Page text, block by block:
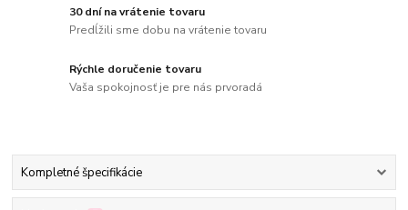
30 dní na vrátenie tovaru
Predĺžili sme dobu na vrátenie tovaru
Rýchle doručenie tovaru
Vaša spokojnosť je pre nás prvoradá
Kompletné špecifikácie